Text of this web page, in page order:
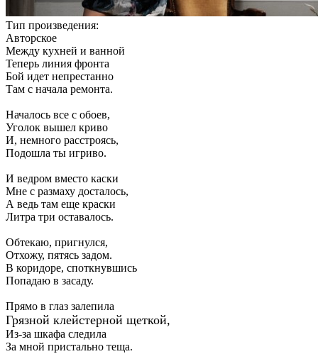
Тип произведения:
Авторское
Между кухней и ванной
Теперь линия фронта
Бой идет непрестанно
Там с начала ремонта.
Началось все с обоев,
Уголок вышел криво
И, немного расстроясь,
Подошла ты игриво.
И ведром вместо каски
Мне с размаху досталось,
А ведь там еще краски
Литра три оставалось.
Обтекаю, пригнулся,
Отхожу, пятясь задом.
В коридоре, споткнувшись
Попадаю в засаду.
Прямо в глаз залепила
Грязной клейстерной щеткой,
Из-за шкафа следила
За мной пристально теща.